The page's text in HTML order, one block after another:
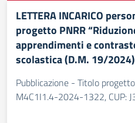
LETTERA INCARICO
progetto PNRR
apprendimenti e
scolastica (D.M. 19/
Pubblicazione - Titolo
M4C1I1.4-2024-1322, CUP: